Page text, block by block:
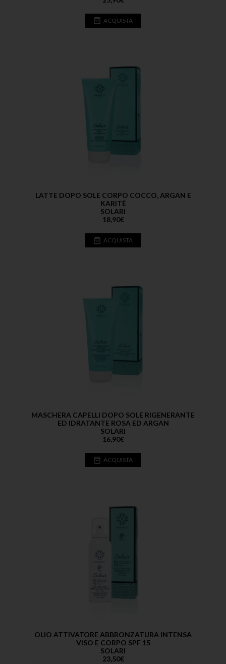
ACQUISTA
LATTE DOPO SOLE CORPO COCCO, ARGAN E
KARITÈ
SOLARI
18,90€
ACQUISTA
MASCHERA CAPELLI DOPO SOLE RIGENERANTE
ED IDRATANTE ROSA ED ARGAN
SOLARI
16,90€
ACQUISTA
OLIO ATTIVATORE ABBRONZATURA INTENSA
VISO E CORPO SPF 15
SOLARI
23,50€